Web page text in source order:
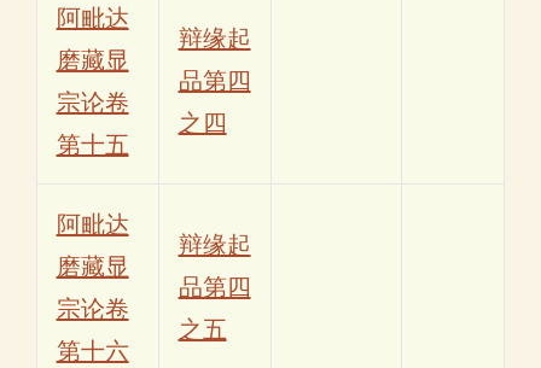
阿毗达
磨藏显
宗论卷
第十五
辩缘起
品第四
之四
阿毗达
磨藏显
宗论卷
第十六
辩缘起
品第四
之五